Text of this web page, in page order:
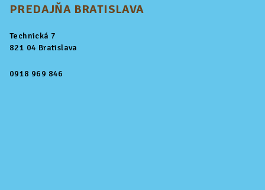
PREDAJŇA BRATISLAVA
Technická 7
821 04 Bratislava
0918 969 846